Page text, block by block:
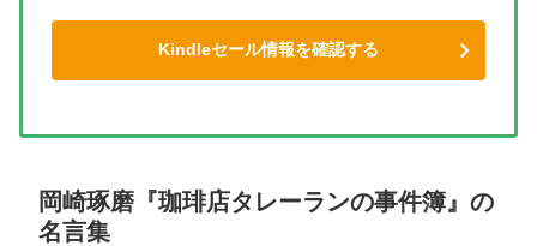
Kindleセール情報を確認する
岡崎琢磨『珈琲店タレーランの事件簿』の
名言集